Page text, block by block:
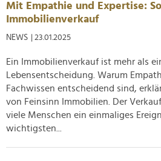
Mit Empathie und Expertise:
Immobilienverkauf
NEWS | 23.01.2025
Ein Immobilienverkauf ist mehr als
Lebensentscheidung. Warum
Fachwissen entscheidend sind,
von Feinsinn Immobilien. Der
viele Menschen ein einmaliges
wichtigsten...